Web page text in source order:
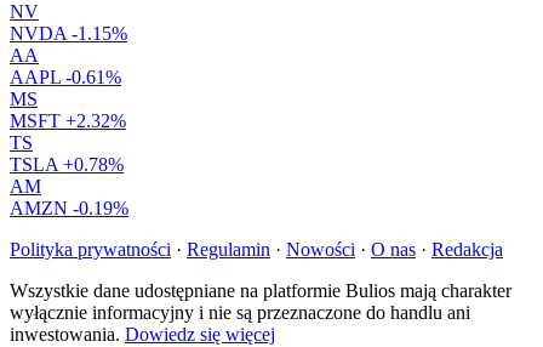
NV
NVDA -1.15%
AA
AAPL -0.61%
MS
MSFT +2.32%
TS
TSLA +0.78%
AM
AMZN -0.19%
Polityka prywatności · Regulamin · Nowości · O nas · Redakcja
Wszystkie dane udostępniane na platformie Bulios mają charakter
wyłącznie informacyjny i nie są przeznaczone do handlu ani
inwestowania. Dowiedz się więcej